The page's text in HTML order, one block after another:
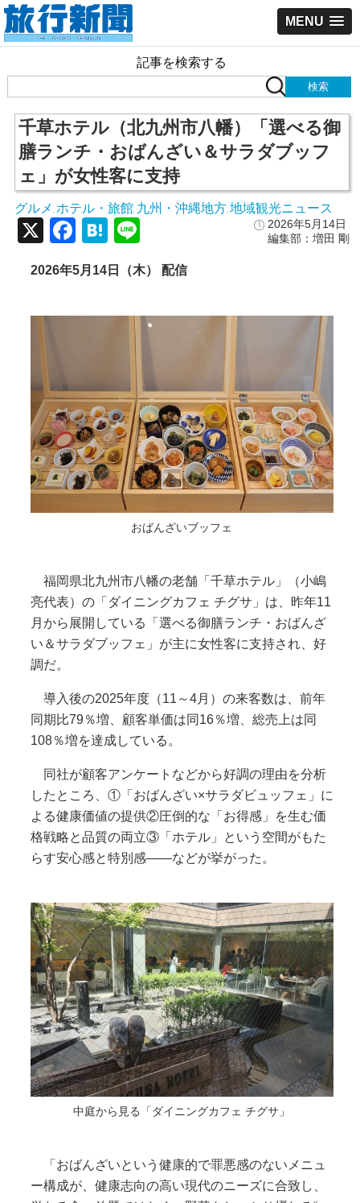
MENU
記事を検索する
千草ホテル（北九州市八幡）「選べる御
膳ランチ・おばんざい＆サラダブッフ
ェ」が女性客に支持
グルメ ホテル・旅館 九州・沖縄地方 地域観光ニュース
2026年5月14日
編集部：増田 剛
X Facebook
Hatena
2026年5月14日（木） 配信
おばんざいブッフェ
福岡県北九州市八幡の老舗「千草ホテル」（小嶋
亮代表）の「ダイニングカフェ チグサ」は、昨年11
月から展開している「選べる御膳ランチ・おばんざ
い＆サラダブッフェ」が主に女性客に支持され、好
調だ。
導入後の2025年度（11～4月）の来客数は、前年
同期比79％増、顧客単価は同16％増、総売上は同
108％増を達成している。
同社が顧客アンケートなどから好調の理由を分析
したところ、①「おばんざい×サラダビュッフェ」に
よる健康価値の提供②圧倒的な「お得感」を生む価
格戦略と品質の両立③「ホテル」という空間がもた
らす安心感と特別感――などが挙がった。
中庭から見る「ダイニングカフェ チグサ」
「おばんざいという健康的で罪悪感のないメニュ
ー構成が、健康志向の高い現代のニーズに合致し、